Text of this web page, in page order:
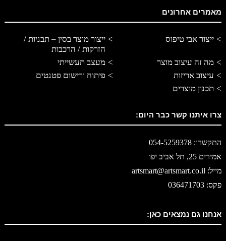
מאמרים אחרונים
ייצור אבי טיפוס
ייצור מוצר בסין – תבניות /
הזרקות / הרכבות
מה זה עיצוב מוצר
מעצב תעשייתי
עיצוב אריזות
פיתוח ורישום פטנטים
תכנון מוצרים
צרו איתנו קשר כבר היום:
התקשרו: 054-5259378
אמירים 25, תל אביב יפו
מייל: artsmart@artsmart.co.il
פקס: 036471703
אנחנו גם נמצאים כאן: